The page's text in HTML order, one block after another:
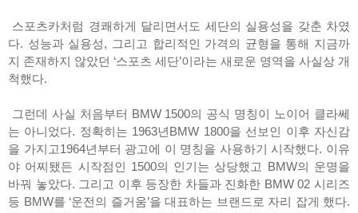
스포츠카처럼 경쾌하게 달리면서도 세단의 실용성을 갖춘 차였
다. 성능과 실용성, 그리고 합리적인 가격의 균형을 통해 지금까
지 존재하지 않았던 ‘스포츠 세단’이라는 새로운 영역을 사실상 개
척했다.
그런데 사실 처음부터 BMW 1500의 공식 명칭이 노이어 클라쎄
는 아니었다. 정확히는 1963년BMW 1800을 선보인 이후 자신감
을 가지고1964년부터 광고에 이 명칭을 사용하기 시작했다. 이유
야 어찌됐든 시작점인 1500의 인기는 상당했고 BMW의 운명을
바꿔 놓았다. 그리고 이후 등장한 차들과 진화한 BMW 02 시리즈
등 BMW를 ‘운전의 즐거움’을 대표하는 브랜드로 자리 잡게 했다.